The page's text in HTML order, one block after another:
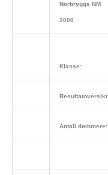
Norbryggs NM
2000
Klasse:
Resultatoversikt
Antall dommere: